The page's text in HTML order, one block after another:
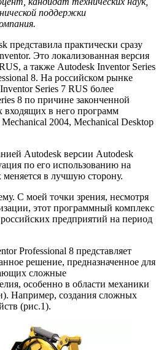
поддержки
представила практически сразу
Это локализованная версия
а также Autodesk Inventor Series
8. На российском рынке
Series 7 RUS более
8 по причине законченной
входящих в него программ
2004, Mechanical Desktop
Autodesk версии Autodesk
по его использованию на
в лучшую сторону.
С моей точки зрения, несмотря
этот программный комплекс
российских предприятий на период
Professional 8 представляет
решение, предназначенное для
сложные
особенно в области механики
Например, создания сложных
(рис.1).